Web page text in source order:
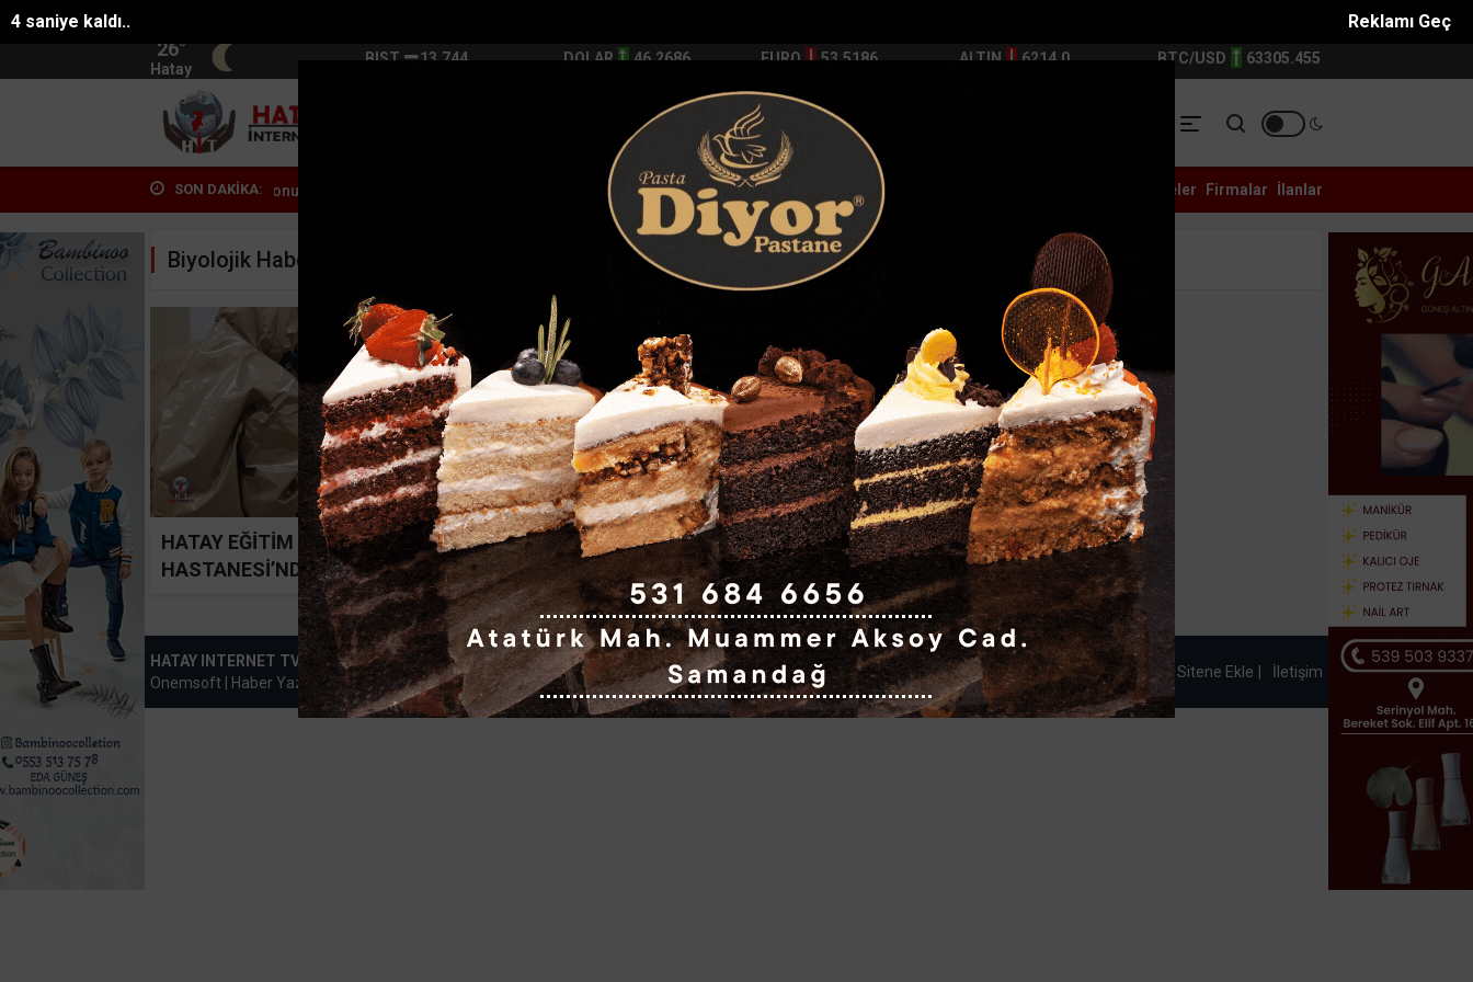
Reklamı Geç
4 saniye kaldı..
26°
Hatay
BIST 13.744 DOLAR 46.2686 EURO 53.5186 ALTIN 6214.0 BTC/USD 63305.455
MAGAZİN KADIN-YAŞAM SPOR
SON DAKİKA:
Antalyada fuhuşa aracılık operasyonunda 7 tut... Eski belediye başkanının yeğeni motosiklet ka... Kahramanmaraşta 6 gündür kayıp yaşlı adamın B... Filistin konvoyu Adanada destek mitingiyle ka...
Yazarlar Eczaneler Firmalar İlanlar
Biyolojik Haberleri
HATAY EĞİTİM VE ARAŞTIRMA
HASTANESİ’NDE KBRN TATBİKATI
GERÇEKLEŞTİRİLDİ
Hatayda narenciye bahçeleri zararlı
organizmalara karşı incelendi
HATAY INTERNET TV 2014-2020
Onemsoft |
Haber Yazılımı
Künye Gizlilik Politikası Sitene Ekle İletişim